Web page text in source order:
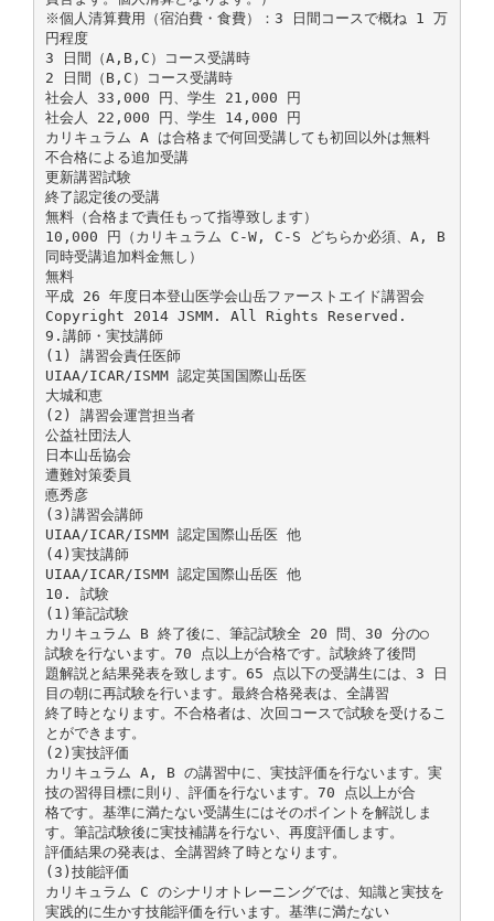
※個人清算費用（宿泊費・食費）：3 日間コースで概ね 1 万
円程度
3 日間（A,B,C）コース受講時
2 日間（B,C）コース受講時
社会人 33,000 円、学生 21,000 円
社会人 22,000 円、学生 14,000 円
カリキュラム A は合格まで何回受講しても初回以外は無料
不合格による追加受講
更新講習試験
終了認定後の受講
無料（合格まで責任もって指導致します）
10,000 円（カリキュラム C-W, C-S どちらか必須、A, B
同時受講追加料金無し）
無料
平成 26 年度日本登山医学会山岳ファーストエイド講習会
Copyright 2014 JSMM. All Rights Reserved.
9.講師・実技講師
(1) 講習会責任医師
UIAA/ICAR/ISMM 認定英国国際山岳医
大城和恵
(2) 講習会運営担当者
公益社団法人
日本山岳協会
遭難対策委員
悳秀彦
(3)講習会講師
UIAA/ICAR/ISMM 認定国際山岳医 他
(4)実技講師
UIAA/ICAR/ISMM 認定国際山岳医 他
10. 試験
(1)筆記試験
カリキュラム B 終了後に、筆記試験全 20 問、30 分の○
試験を行ないます。70 点以上が合格です。試験終了後問
題解説と結果発表を致します。65 点以下の受講生には、3 日
目の朝に再試験を行います。最終合格発表は、全講習
終了時となります。不合格者は、次回コースで試験を受けるこ
とができます。
(2)実技評価
カリキュラム A, B の講習中に、実技評価を行ないます。実
技の習得目標に則り、評価を行ないます。70 点以上が合
格です。基準に満たない受講生にはそのポイントを解説しま
す。筆記試験後に実技補講を行ない、再度評価します。
評価結果の発表は、全講習終了時となります。
(3)技能評価
カリキュラム C のシナリオトレーニングでは、知識と実技を
実践的に生かす技能評価を行います。基準に満たない